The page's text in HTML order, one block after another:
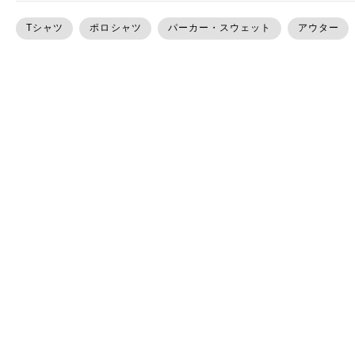
Tシャツ ポロシャツ パーカー・スウェット アウター